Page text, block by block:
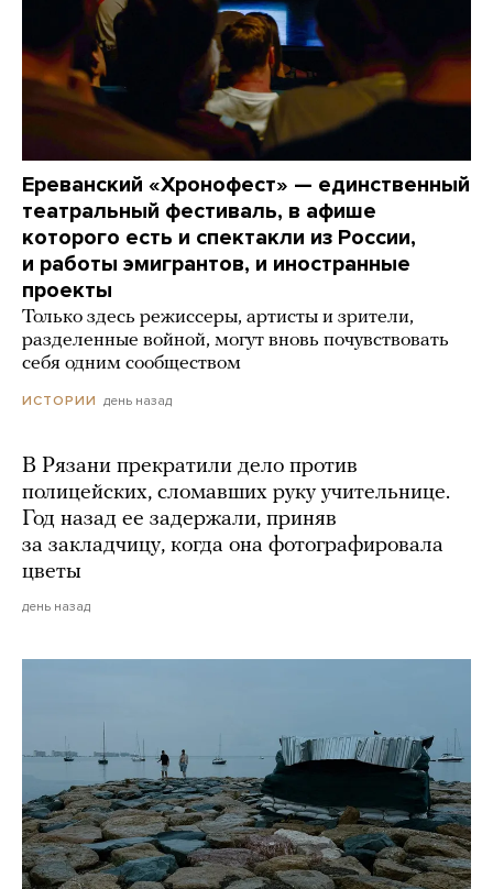
Ереванский «Хронофест» — единственный
театральный фестиваль, в афише
которого есть и спектакли из России,
и работы эмигрантов, и иностранные
проекты
Только здесь режиссеры, артисты и зрители,
разделенные войной, могут вновь почувствовать
себя одним сообществом
ИСТОРИИ день назад
В Рязани прекратили дело против
полицейских, сломавших руку учительнице.
Год назад ее задержали, приняв
за закладчицу, когда она фотографировала
цветы
день назад